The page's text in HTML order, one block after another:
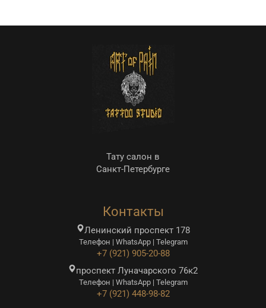
Тату салон в
Санкт-Петербурге
Контакты
Ленинский проспект 178
Телефон | WhatsApp | Telegram
+7 (921) 905-20-88
проспект Луначарского 76к2
Телефон | WhatsApp | Telegram
+7 (921) 448-98-82